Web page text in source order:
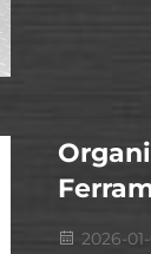
2026-